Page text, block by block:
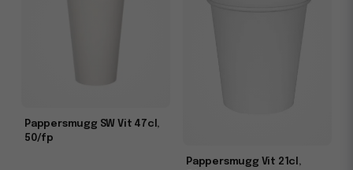
Pappersmugg SW Vit 47cl,
50/fp
Pappersmugg Vit 21cl,